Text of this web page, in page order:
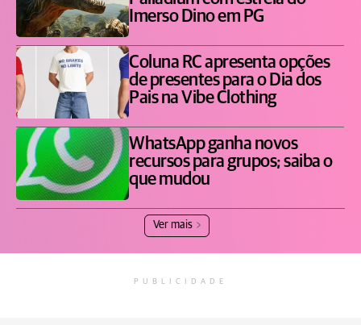
Imerso Dino em PG
Coluna RC apresenta opções
de presentes para o Dia dos
Pais na Vibe Clothing
WhatsApp ganha novos
recursos para grupos; saiba o
que mudou
Ver mais
PUBLICIDADE